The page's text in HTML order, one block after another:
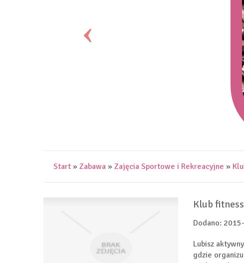
Start » Zabawa » Zajęcia Sportowe i Rekreacyjne »
Klub
Dodano:
Lubisz
gdzie